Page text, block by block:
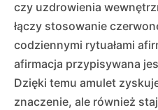
czy uzdrowienia
łączy stosowanie
codziennymi rytuałami
afirmacja przypisywana
Dzięki temu amulet
znaczenie, ale również